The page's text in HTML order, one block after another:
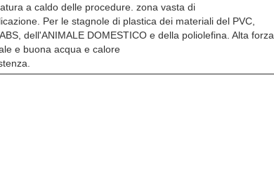
a caldo delle procedure. zona vasta di
Per le stagnole di plastica dei materiali del PVC,
dell'ANIMALE DOMESTICO e della poliolefina. Alta forza
e buona acqua e calore